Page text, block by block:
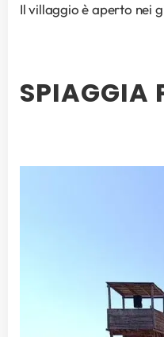
Il villaggio è aperto nei
SPIAGGIA